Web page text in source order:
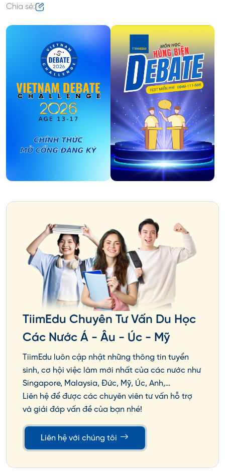
Chia sẻ:
TiimEdu Chuyên Tư Vấn Du Học
Các Nước Á - Âu - Úc - Mỹ
TiimEdu luôn cập nhật những thông tin tuyển
sinh, cơ hội việc làm mới nhất của các nước như
Singapore, Malaysia, Đức, Mỹ, Úc, Anh,…
Liên hệ để được các chuyên viên tư vấn hỗ trợ
và giải đáp vấn đề của bạn nhé!
Liên hệ với chúng tôi